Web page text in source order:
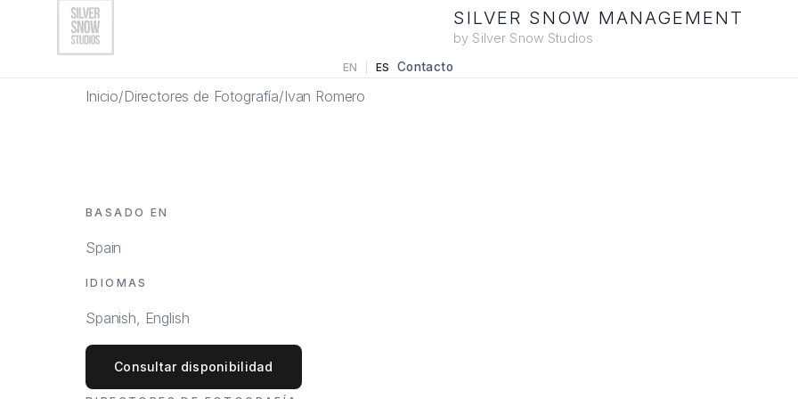
SILVER SNOW MANAGEMENT
by Silver Snow Studios
EN ES Contacto
Artistas IA
Ver Todos
Inicio/Directores de Fotografía/Ivan Romero
BASADO EN
Spain
IDIOMAS
Spanish, English
Consultar disponibilidad